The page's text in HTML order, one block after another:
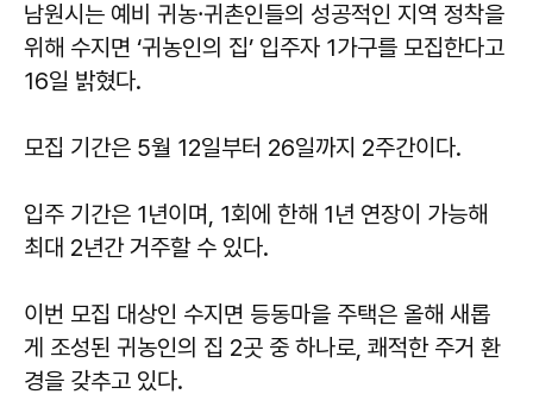
​​​​​​​남원시는 예비 귀농⸱귀촌인들의 성공적인 지역 정착을
위해 수지면 ‘귀농인의 집’ 입주자 1가구를 모집한다고
16일 밝혔다.
모집 기간은 5월 12일부터 26일까지 2주간이다.
입주 기간은 1년이며, 1회에 한해 1년 연장이 가능해
최대 2년간 거주할 수 있다.
이번 모집 대상인 수지면 등동마을 주택은 올해 새롭
게 조성된 귀농인의 집 2곳 중 하나로, 쾌적한 주거 환
경을 갖추고 있다.